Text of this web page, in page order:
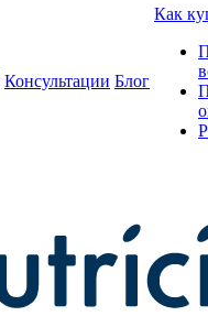
Консультации Блог
Как